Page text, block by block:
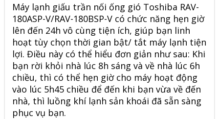
Máy lạnh giấu trần nối ống gió Toshiba RAV-
180ASP-V/RAV-180BSP-V có chức năng hẹn giờ
lên đến 24h vô cùng tiện ích, giúp bạn linh
hoạt tùy chọn thời gian bật/ tắt máy lạnh tiện
lợi. Điều này có thể hiểu đơn giản như sau: Khi
bạn rời khỏi nhà lúc 8h sáng và về nhà lúc 6h
chiều, thì có thể hẹn giờ cho máy hoạt động
vào lúc 5h45 chiều để đến khi bạn vừa về đến
nhà, thì luồng khí lạnh sản khoái đã sẵn sàng
phục vụ bạn.